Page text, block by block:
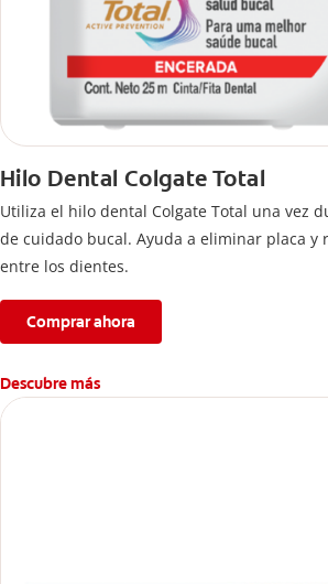
Hilo Dental Colgate Total
Utiliza el hilo dental Colgate Total una vez
de cuidado bucal. Ayuda a eliminar placa y
entre los dientes.
Comprar ahora
Descubre más